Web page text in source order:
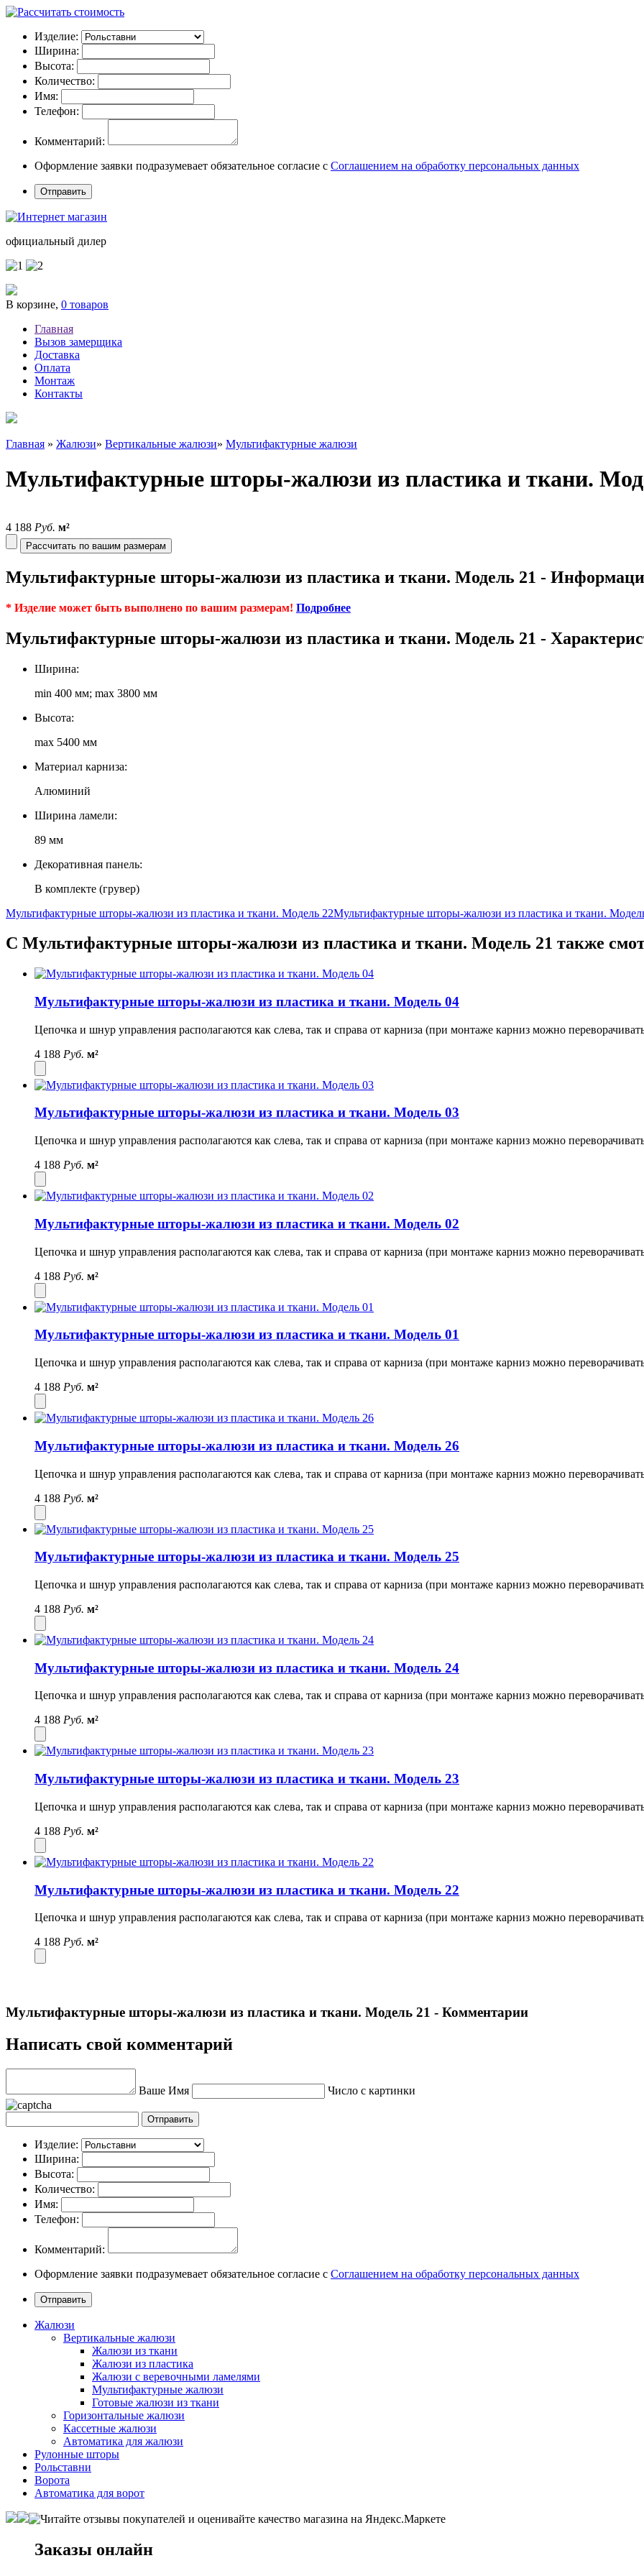
Изделие:
Ширина:
Высота:
Количество:
Имя:
Телефон:
Комментарий:
Оформление заявки подразумевает обязательное согласие с Соглашением на обработку персональных данных
официальный дилер
В корзине, 0 товаров
Главная
Вызов замерщика
Доставка
Оплата
Монтаж
Контакты
Главная » Жалюзи» Вертикальные жалюзи» Мультифактурные жалюзи
Мультифактурные шторы-жалюзи из пластика и ткани.
4 188 Руб. м²
Рассчитать по вашим размерам
Мультифактурные шторы-жалюзи из пластика и ткани. Модель 21 -
* Изделие может быть выполнено по вашим размерам! Подробнее
Мультифактурные шторы-жалюзи из пластика и ткани. Модель 21 -
Ширина:
min 400 мм; max 3800 мм
Высота:
max 5400 мм
Материал карниза:
Алюминий
Ширина ламели:
89 мм
Декоративная панель:
В комплекте (грувер)
Мультифактурные шторы-жалюзи из пластика и ткани. Модель 22Мультифактурные шторы-жалюзи из пластика и ткани.
С Мультифактурные шторы-жалюзи из пластика и ткани. Модель 21 также
Мультифактурные шторы-жалюзи из пластика и ткани. Модель 04
Цепочка и шнур управления располагаются как слева, так и справа от карниза (при монтаже карниз можно
4 188 Руб. м²
Мультифактурные шторы-жалюзи из пластика и ткани. Модель 03
Цепочка и шнур управления располагаются как слева, так и справа от карниза (при монтаже карниз можно
4 188 Руб. м²
Мультифактурные шторы-жалюзи из пластика и ткани. Модель 02
Цепочка и шнур управления располагаются как слева, так и справа от карниза (при монтаже карниз можно
4 188 Руб. м²
Мультифактурные шторы-жалюзи из пластика и ткани. Модель 01
Цепочка и шнур управления располагаются как слева, так и справа от карниза (при монтаже карниз можно
4 188 Руб. м²
Мультифактурные шторы-жалюзи из пластика и ткани. Модель 26
Цепочка и шнур управления располагаются как слева, так и справа от карниза (при монтаже карниз можно
4 188 Руб. м²
Мультифактурные шторы-жалюзи из пластика и ткани. Модель 25
Цепочка и шнур управления располагаются как слева, так и справа от карниза (при монтаже карниз можно
4 188 Руб. м²
Мультифактурные шторы-жалюзи из пластика и ткани. Модель 24
Цепочка и шнур управления располагаются как слева, так и справа от карниза (при монтаже карниз можно
4 188 Руб. м²
Мультифактурные шторы-жалюзи из пластика и ткани. Модель 23
Цепочка и шнур управления располагаются как слева, так и справа от карниза (при монтаже карниз можно
4 188 Руб. м²
Мультифактурные шторы-жалюзи из пластика и ткани. Модель 22
Цепочка и шнур управления располагаются как слева, так и справа от карниза (при монтаже карниз можно
4 188 Руб. м²
Мультифактурные шторы-жалюзи из пластика и ткани. Модель 21 - Комментарии
Написать свой комментарий
Ваше Имя Число с картинки
Изделие:
Ширина:
Высота:
Количество:
Имя:
Телефон:
Комментарий:
Оформление заявки подразумевает обязательное согласие с Соглашением на обработку персональных данных
Жалюзи
Вертикальные жалюзи
Жалюзи из ткани
Жалюзи из пластика
Жалюзи с веревочными ламелями
Мультифактурные жалюзи
Готовые жалюзи из ткани
Горизонтальные жалюзи
Кассетные жалюзи
Автоматика для жалюзи
Рулонные шторы
Рольставни
Ворота
Автоматика для ворот
Заказы онлайн